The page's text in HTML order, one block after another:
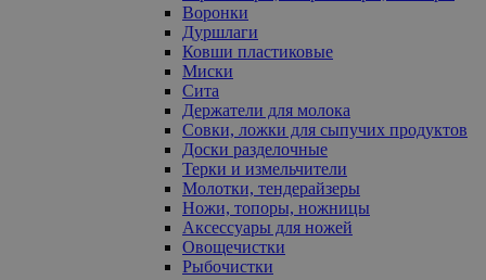
Воронки
Дуршлаги
Ковши пластиковые
Миски
Сита
Держатели для молока
Совки, ложки для сыпучих продуктов
Доски разделочные
Терки и измельчители
Молотки, тендерайзеры
Ножи, топоры, ножницы
Аксессуары для ножей
Овощечистки
Рыбочистки